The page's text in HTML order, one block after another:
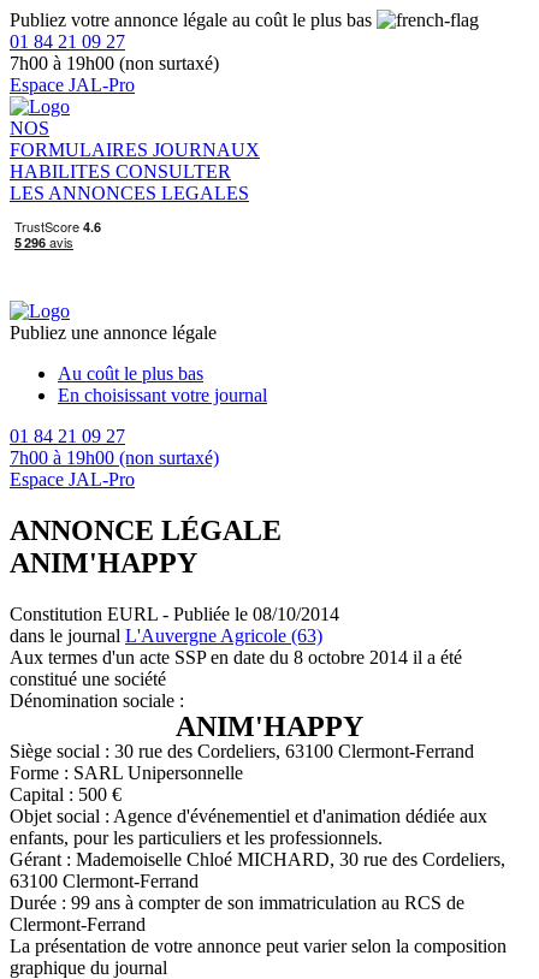
Publiez votre annonce légale au coût le plus bas
01 84 21 09 27
7h00 à 19h00 (non surtaxé)
Espace JAL-Pro
NOS
FORMULAIRES JOURNAUX
HABILITES CONSULTER
LES ANNONCES LEGALES
Publiez une annonce légale
Au coût le plus bas
En choisissant votre journal
01 84 21 09 27
7h00 à 19h00 (non surtaxé)
Espace JAL-Pro
ANNONCE LÉGALE
ANIM'HAPPY
Constitution EURL - Publiée le 08/10/2014
dans le journal L'Auvergne Agricole (63)
Aux termes d'un acte SSP en date du 8 octobre 2014 il a été
constitué une société
Dénomination sociale :
ANIM'HAPPY
Siège social : 30 rue des Cordeliers, 63100 Clermont-Ferrand
Forme : SARL Unipersonnelle
Capital : 500 €
Objet social : Agence d'événementiel et d'animation dédiée aux
enfants, pour les particuliers et les professionnels.
Gérant : Mademoiselle Chloé MICHARD, 30 rue des Cordeliers,
63100 Clermont-Ferrand
Durée : 99 ans à compter de son immatriculation au RCS de
Clermont-Ferrand
La présentation de votre annonce peut varier selon la composition
graphique du journal